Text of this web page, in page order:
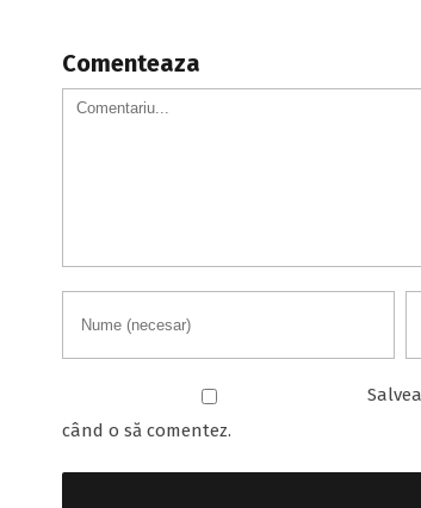
Comenteaza
când o să comentez.